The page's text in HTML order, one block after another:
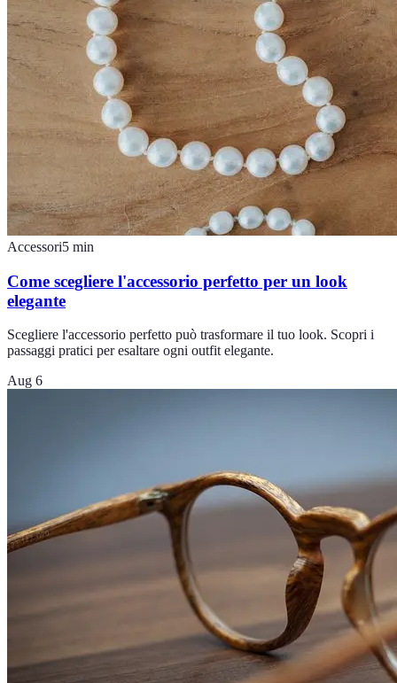
Accessori5 min
Come scegliere l'accessorio perfetto per un look
elegante
Scegliere l'accessorio perfetto può trasformare il tuo look. Scopri i
passaggi pratici per esaltare ogni outfit elegante.
Aug 6